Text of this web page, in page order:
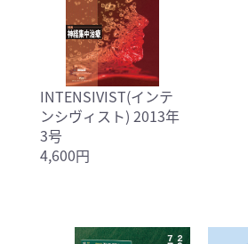
INTENSIVIST(インテ
ンシヴィスト) 2013年
3号
4,600円